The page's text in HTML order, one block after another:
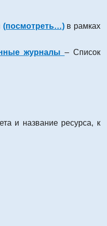
(посмотреть…)в рамках
журналы – Список
и название ресурса, к